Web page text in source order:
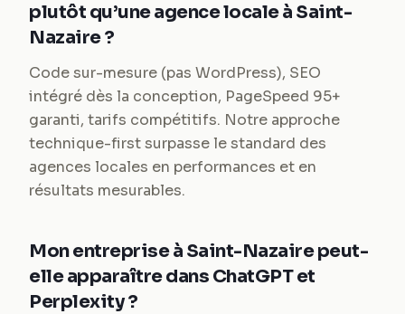
plutôt qu’une agence locale à Saint-
Nazaire ?
Code sur-mesure (pas WordPress), SEO
intégré dès la conception, PageSpeed 95+
garanti, tarifs compétitifs. Notre approche
technique-first surpasse le standard des
agences locales en performances et en
résultats mesurables.
Mon entreprise à Saint-Nazaire peut-
elle apparaître dans ChatGPT et
Perplexity ?